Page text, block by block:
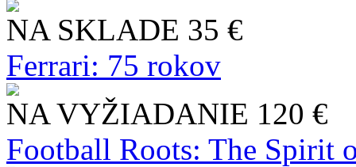
NA SKLADE 35 €
Ferrari: 75 rokov
NA VYŽIADANIE 120 €
Football Roots: The Spirit